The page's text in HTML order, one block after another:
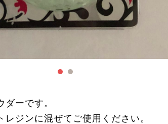
ーです。
ジンに混ぜてご使用ください。